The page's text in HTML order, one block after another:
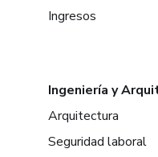
Ingresos
Ingeniería y
Arquitectura
Seguridad laboral